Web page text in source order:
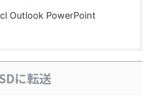
Outlook PowerPoint
に転送